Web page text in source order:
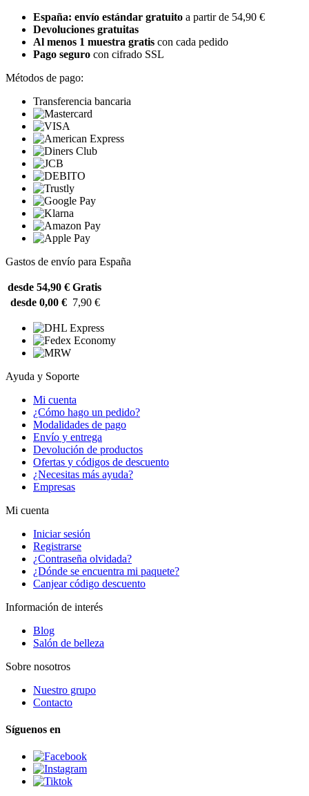
España: envío estándar gratuito a partir de 54,90 €
Devoluciones gratuitas
Al menos 1 muestra gratis con cada pedido
Pago seguro con cifrado SSL
Métodos de pago:
Transferencia bancaria
Gastos de envío para España
desde 54,90 € Gratis
desde 0,00 € 7,90 €
Ayuda y Soporte
Mi cuenta
¿Cómo hago un pedido?
Modalidades de pago
Envío y entrega
Devolución de productos
Ofertas y códigos de descuento
¿Necesitas más ayuda?
Empresas
Mi cuenta
Iniciar sesión
Registrarse
¿Contraseña olvidada?
¿Dónde se encuentra mi paquete?
Canjear código descuento
Información de interés
Blog
Salón de belleza
Sobre nosotros
Nuestro grupo
Contacto
Síguenos en